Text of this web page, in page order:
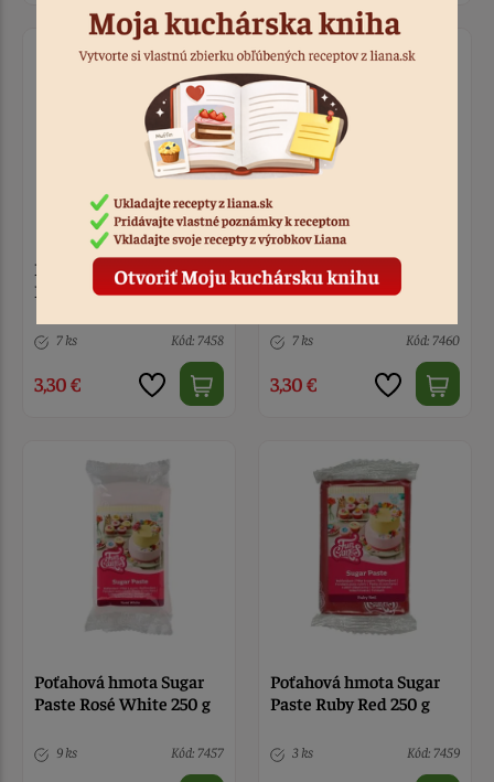
Poťahová hmota Sugar
Paste Royal Purple 250 g
7 ks Kód: 7458
3,30 €
Poťahová hmota Sugar
Paste Tiger Orange 250 g
7 ks Kód: 7460
3,30 €
Poťahová hmota Sugar
Paste Rosé White 250 g
9 ks Kód: 7457
Poťahová hmota Sugar
Paste Ruby Red 250 g
3 ks Kód: 7459